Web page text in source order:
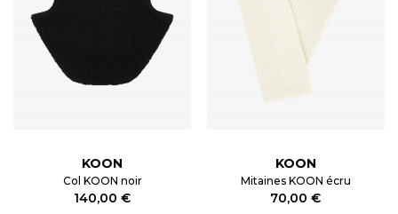
KOON
Col KOON noir
140,00 €
KOON
Mitaines KOON écru
70,00 €